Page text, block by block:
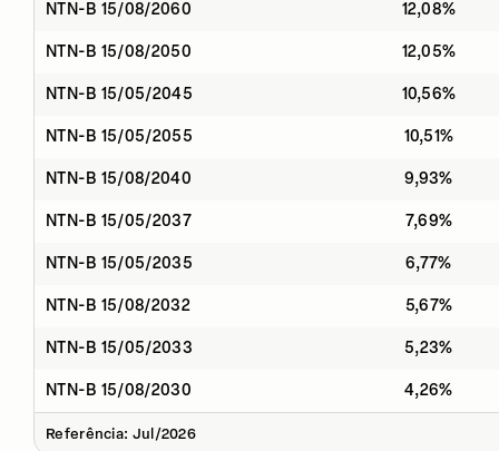
NTN-B 15/08/2060 12,08%
NTN-B 15/08/2050 12,05%
NTN-B 15/05/2045 10,56%
NTN-B 15/05/2055 10,51%
NTN-B 15/08/2040 9,93%
NTN-B 15/05/2037 7,69%
NTN-B 15/05/2035 6,77%
NTN-B 15/08/2032 5,67%
NTN-B 15/05/2033 5,23%
NTN-B 15/08/2030 4,26%
Referência: Jul/2026